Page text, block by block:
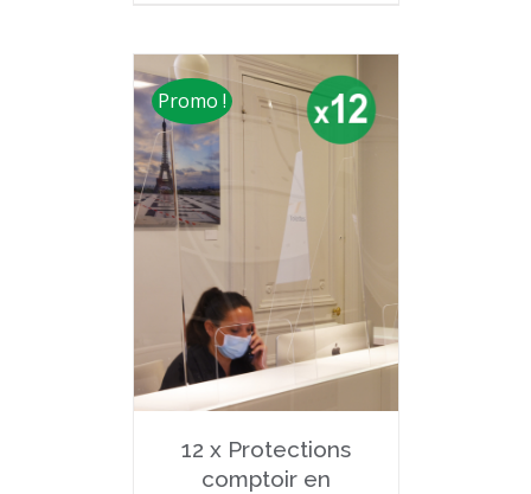
Promo !
12 x Protections
comptoir en